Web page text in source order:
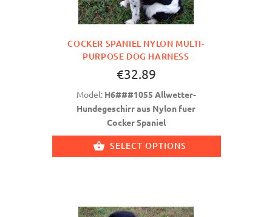
COCKER SPANIEL NYLON MULTI-
PURPOSE DOG HARNESS
€32.89
Model: H6###1055 Allwetter-
Hundegeschirr aus Nylon fuer
Cocker Spaniel
SELECT OPTIONS